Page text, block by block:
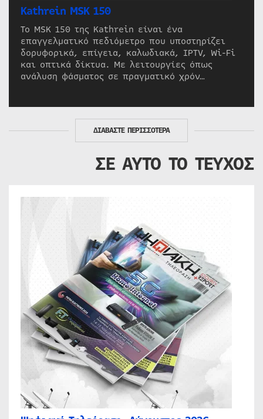
Kathrein MSK 150
Το MSK 150 της Kathrein είναι ένα
επαγγελματικό πεδιόμετρο που υποστηρίζει
δορυφορικά, επίγεια, καλωδιακά, IPTV, Wi-Fi
και οπτικά δίκτυα. Με λειτουργίες όπως
ανάλυση φάσματος σε πραγματικό χρόν…
ΔΙΑΒΑΣΤΕ ΠΕΡΙΣΣΟΤΕΡΑ
ΣΕ ΑΥΤΟ ΤΟ ΤΕΥΧΟΣ